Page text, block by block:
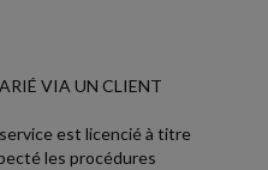
VIA UN CLIENT
est licencié à titre
les procédures